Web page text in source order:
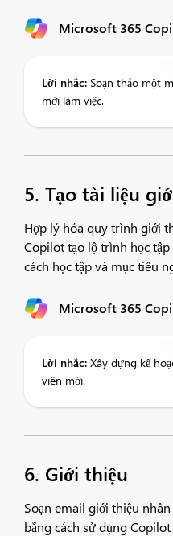
Microsoft 365
Lời nhắc: Soạn thảo một
mời làm việc.
5. Tạo tài liệu
Hợp lý hóa quy trình giới
Copilot tạo lộ trình học
cách học tập và mục tiêu
Microsoft 365
Lời nhắc: Xây dựng kế
viên mới.
6. Giới thiệu
Soạn email giới thiệu
bằng cách sử dụng